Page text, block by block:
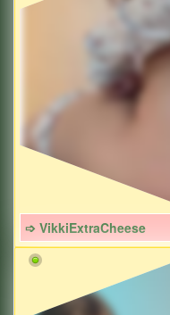
➩ VikkiExtraCheese